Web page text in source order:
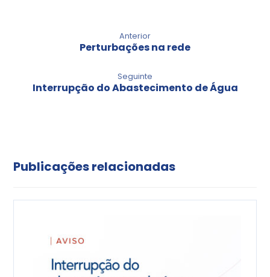
Anterior
Perturbações na rede
Seguinte
Interrupção do Abastecimento de Água
Publicações relacionadas